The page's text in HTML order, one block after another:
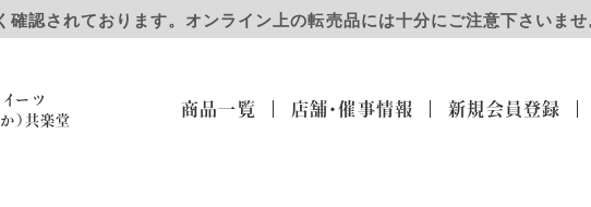
認されております。オンライン上の転売品には十分にご注意下さいませ
ーツ
）共楽堂
商品一覧 店舗・催事情報 新規会員登録